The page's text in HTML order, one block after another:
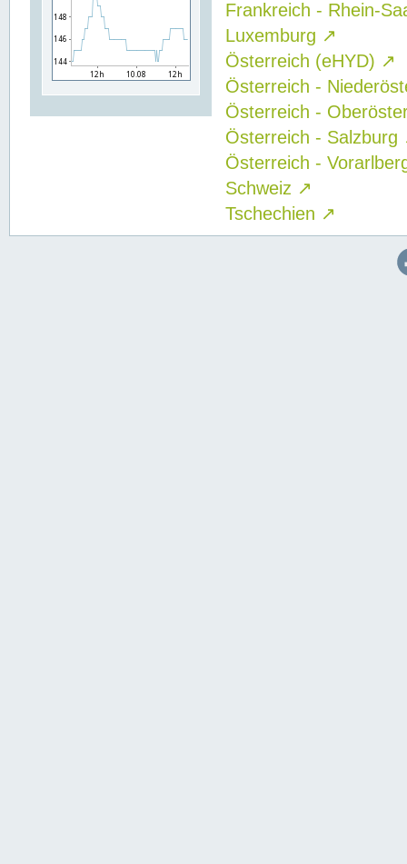
Frankreich - Rhein-
Luxemburg ↗
Österreich (eHYD) ↗
Österreich -
Österreich -
Österreich - Salzburg
Österreich -
Schweiz ↗
Tschechien ↗